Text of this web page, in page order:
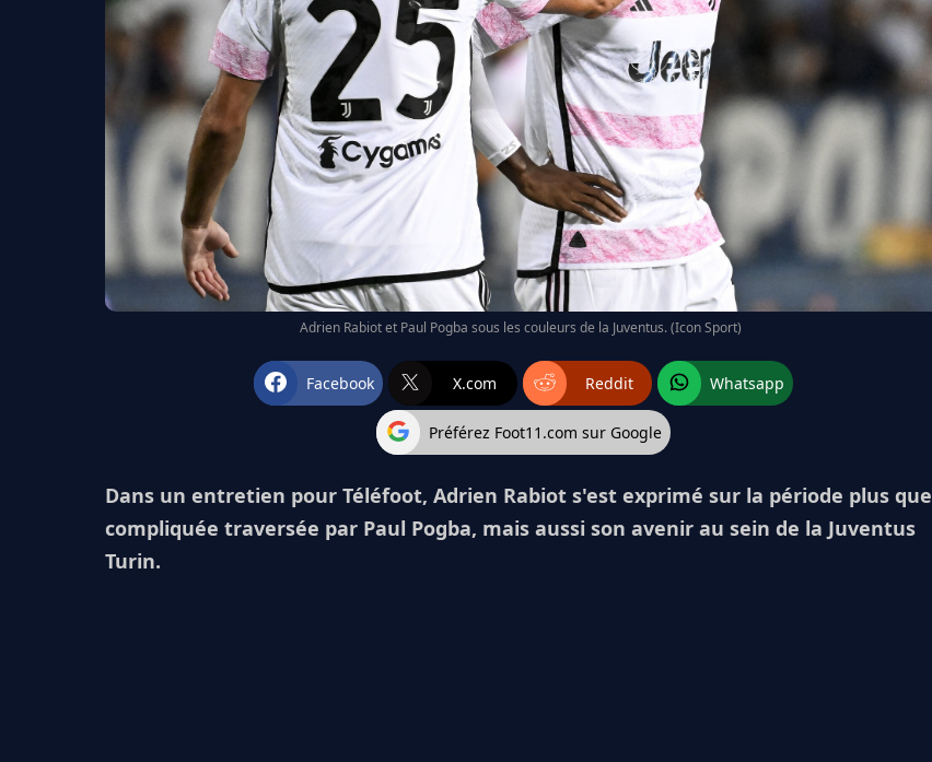
Adrien Rabiot et Paul Pogba sous les couleurs de la Juventus. (Icon Sport)
Facebook X.com Reddit Whatsapp
Préférez Foot11.com sur Google
Dans un entretien pour Téléfoot, Adrien Rabiot s'est exprimé sur la période plus que
compliquée traversée par Paul Pogba, mais aussi son avenir au sein de la Juventus
Turin.